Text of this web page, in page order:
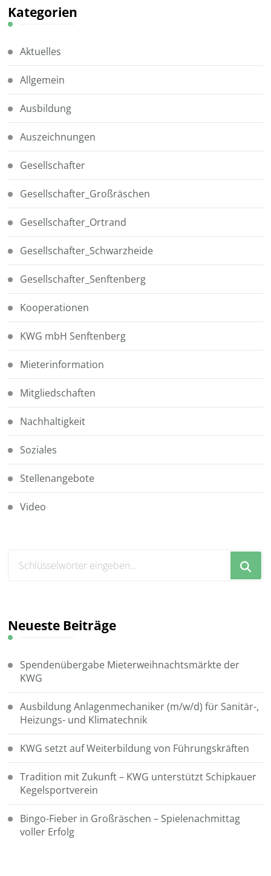
Kategorien
Aktuelles
Allgemein
Ausbildung
Auszeichnungen
Gesellschafter
Gesellschafter_Großräschen
Gesellschafter_Ortrand
Gesellschafter_Schwarzheide
Gesellschafter_Senftenberg
Kooperationen
KWG mbH Senftenberg
Mieterinformation
Mitgliedschaften
Nachhaltigkeit
Soziales
Stellenangebote
Video
Neueste Beiträge
Spendenübergabe Mieterweihnachtsmärkte der
KWG
Ausbildung Anlagenmechaniker (m/w/d) für Sanitär-,
Heizungs- und Klimatechnik
KWG setzt auf Weiterbildung von Führungskräften
Tradition mit Zukunft – KWG unterstützt Schipkauer
Kegelsportverein
Bingo-Fieber in Großräschen – Spielenachmittag
voller Erfolg